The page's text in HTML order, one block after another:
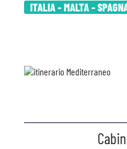
ITALIA - MALTA -